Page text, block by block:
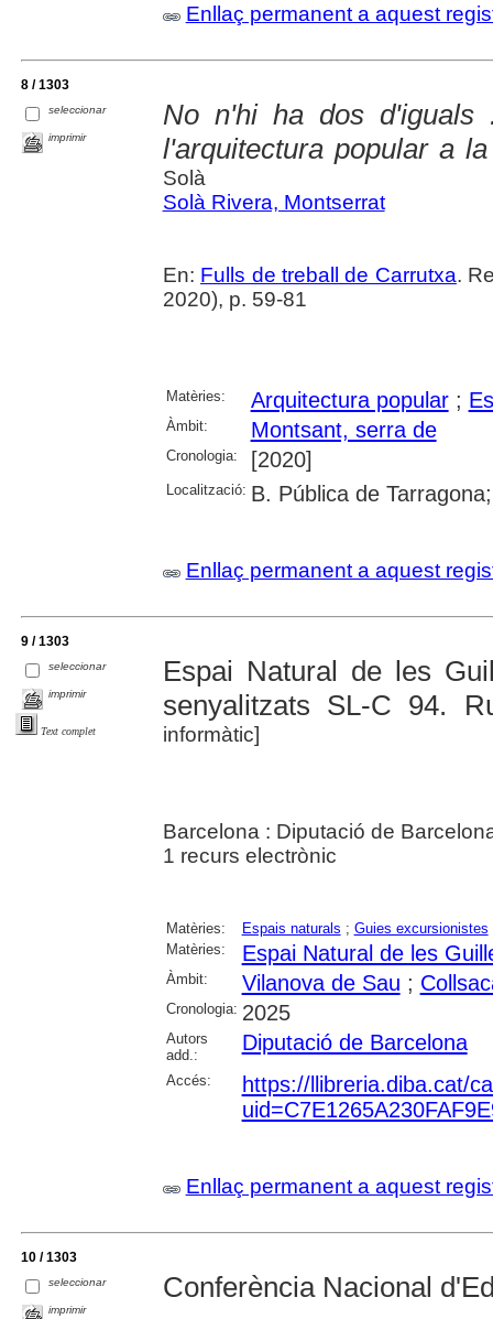
Enllaç permanent a aquest
8 / 1303
seleccionar
imprimir
No n'hi ha dos d'iguals
l'arquitectura popular a
Solà
Solà Rivera, Montserrat
En: Fulls de treball de Carrutxa.
2020), p. 59-81
Matèries: Arquitectura popular;
Àmbit: Montsant, serra de
Cronologia: [2020]
Localització: B. Pública de
Enllaç permanent a aquest
9 / 1303
seleccionar
imprimir
Text complet
Espai Natural de les
senyalitzats SL-C 94.
informàtic]
Barcelona : Diputació de
1 recurs electrònic
Matèries: Espais naturals ; Guies excursionistes
Matèries:
Espai Natural de les
Àmbit: Vilanova de Sau ;
Cronologia: 2025
Autors
add.:
Diputació de Barcelona
Accés:
https://llibreria.diba.cat/
Enllaç permanent a aquest
10 / 1303
seleccionar
imprimir
Conferència Nacional